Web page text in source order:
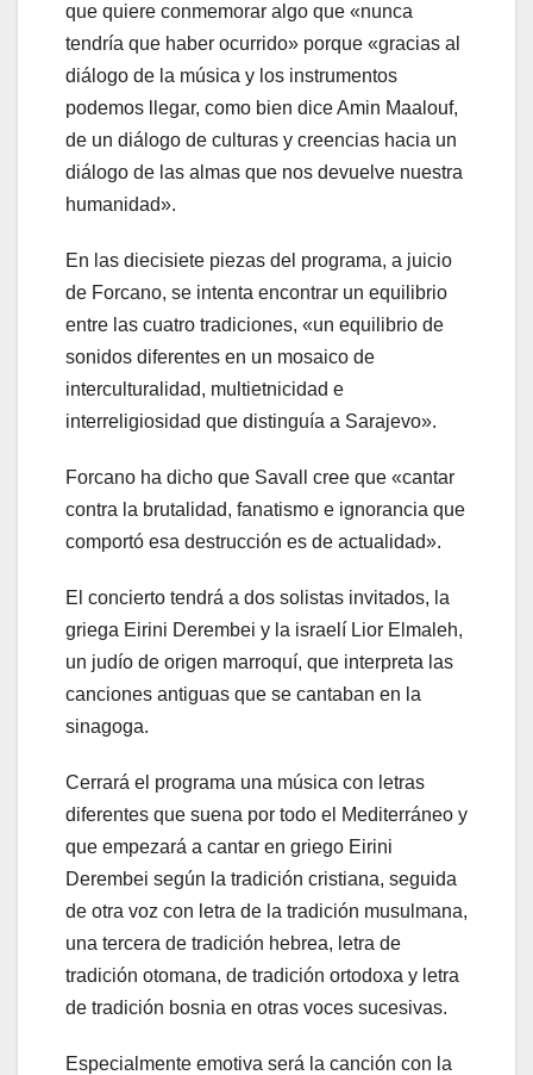
que quiere conmemorar algo que «nunca
tendría que haber ocurrido» porque «gracias al
diálogo de la música y los instrumentos
podemos llegar, como bien dice Amin Maalouf,
de un diálogo de culturas y creencias hacia un
diálogo de las almas que nos devuelve nuestra
humanidad».
En las diecisiete piezas del programa, a juicio
de Forcano, se intenta encontrar un equilibrio
entre las cuatro tradiciones, «un equilibrio de
sonidos diferentes en un mosaico de
interculturalidad, multietnicidad e
interreligiosidad que distinguía a Sarajevo».
Forcano ha dicho que Savall cree que «cantar
contra la brutalidad, fanatismo e ignorancia que
comportó esa destrucción es de actualidad».
El concierto tendrá a dos solistas invitados, la
griega Eirini Derembei y la israelí Lior Elmaleh,
un judío de origen marroquí, que interpreta las
canciones antiguas que se cantaban en la
sinagoga.
Cerrará el programa una música con letras
diferentes que suena por todo el Mediterráneo y
que empezará a cantar en griego Eirini
Derembei según la tradición cristiana, seguida
de otra voz con letra de la tradición musulmana,
una tercera de tradición hebrea, letra de
tradición otomana, de tradición ortodoxa y letra
de tradición bosnia en otras voces sucesivas.
Especialmente emotiva será la canción con la